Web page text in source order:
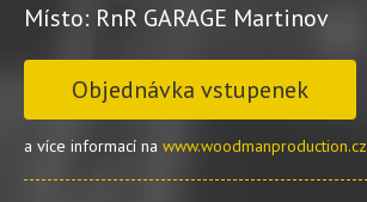
Místo: RnR GARAGE Martinov
Objednávka vstupenek
a více informací na www.woodmanproduction.cz